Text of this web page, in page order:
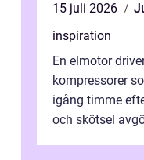
15 juli 2026
inspiration
En elmotor
kompressorer
igång timme
och skötsel